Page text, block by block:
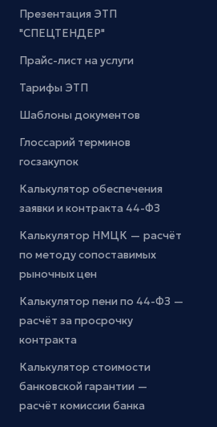
Презентация ЭТП
"СПЕЦТЕНДЕР"
Прайс-лист на услуги
Тарифы ЭТП
Шаблоны документов
Глоссарий терминов
госзакупок
Калькулятор обеспечения
заявки и контракта 44-ФЗ
Калькулятор НМЦК — расчёт
по методу сопоставимых
рыночных цен
Калькулятор пени по 44-ФЗ —
расчёт за просрочку
контракта
Калькулятор стоимости
банковской гарантии —
расчёт комиссии банка